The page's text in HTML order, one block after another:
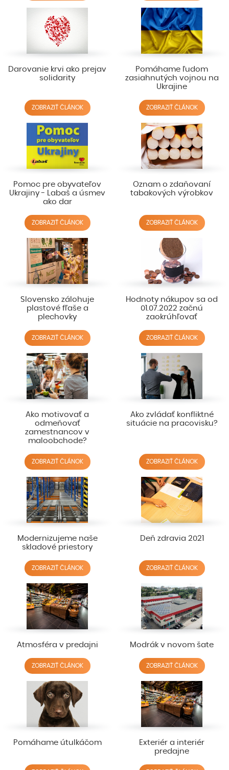
Darovanie krvi ako prejav
solidarity
ZOBRAZIŤ ČLÁNOK
Pomáhame ľudom
zasiahnutých vojnou na
Ukrajine
ZOBRAZIŤ ČLÁNOK
Pomoc pre obyvateľov
Ukrajiny - Labaš a úsmev
ako dar
ZOBRAZIŤ ČLÁNOK
Oznam o zdaňovaní
tabakových výrobkov
ZOBRAZIŤ ČLÁNOK
Slovensko zálohuje
plastové fľaše a
plechovky
ZOBRAZIŤ ČLÁNOK
Hodnoty nákupov sa od
01.07.2022 začnú
zaokrúhľovať
ZOBRAZIŤ ČLÁNOK
Ako motivovať a
odmeňovať
zamestnancov v
maloobchode?
ZOBRAZIŤ ČLÁNOK
Ako zvládať konfliktné
situácie na pracovisku?
ZOBRAZIŤ ČLÁNOK
Modernizujeme naše
skladové priestory
ZOBRAZIŤ ČLÁNOK
Deň zdravia 2021
ZOBRAZIŤ ČLÁNOK
Atmosféra v predajni
ZOBRAZIŤ ČLÁNOK
Modrák v novom šate
ZOBRAZIŤ ČLÁNOK
Pomáhame útulkáčom
Exteriér a interiér
predajne